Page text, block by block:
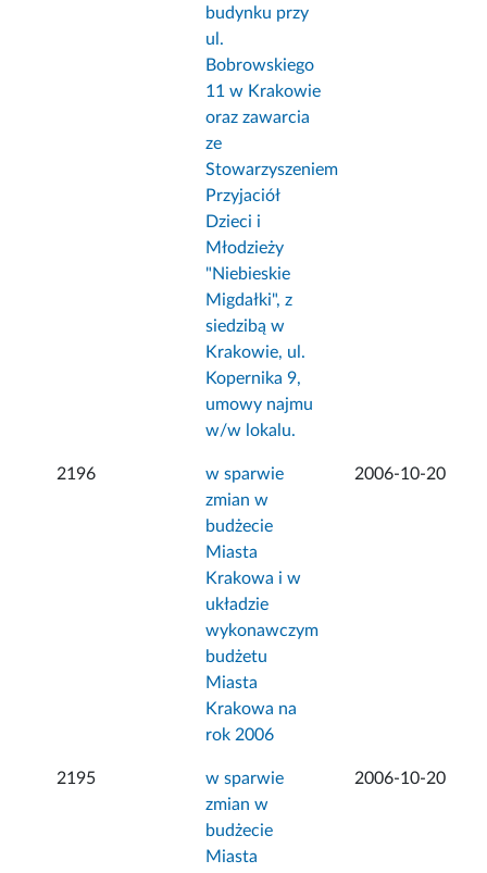
budynku przy
ul.
Bobrowskiego
11 w Krakowie
oraz zawarcia
ze
Stowarzyszeniem
Przyjaciół
Dzieci i
Młodzieży
"Niebieskie
Migdałki", z
siedzibą w
Krakowie, ul.
Kopernika 9,
umowy najmu
w/w lokalu.
2196
w sparwie
zmian w
budżecie
Miasta
Krakowa i w
układzie
wykonawczym
budżetu
Miasta
Krakowa na
rok 2006
2006-10-20
2195
w sparwie
zmian w
budżecie
Miasta
2006-10-20